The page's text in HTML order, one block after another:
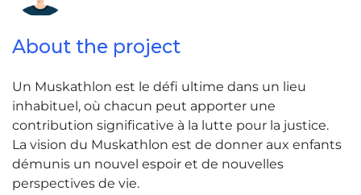
About the project
Un Muskathlon est le défi ultime dans un lieu
inhabituel, où chacun peut apporter une
contribution significative à la lutte pour la justice.
La vision du Muskathlon est de donner aux enfants
démunis un nouvel espoir et de nouvelles
perspectives de vie.